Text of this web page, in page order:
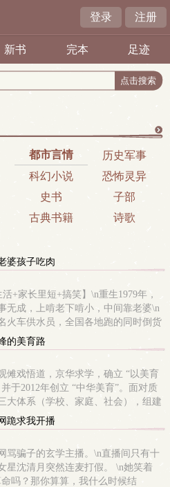
登录 注册
新书 完本 足迹
都市言情
历史军事
科幻小说
恐怖灵异
史书
子部
古典书籍
诗歌
婆孩子吃肉
活+家长里短+搞笑】\n重生1979年，
无成，上啃老下啃小，中间靠老婆\n
火车供水员，全国各地跑的同时倒货
人还在为生活而忧愁的时候，他已经
炕头的悠闲生活
的美育路
傩戏悟道，京华求学，确立 “以美育
于2012年创立 “中华美育”。面对质
大体系（学校、家庭、社会），组建
青少儿诵读大赛，初见成效。 深入大
施 ...
跪求我开播
骂骗子的玄学主播。\n直播间只有十
星沈清月突然连麦打假。 \n她笑着
吗？那你算算，我什么时候结